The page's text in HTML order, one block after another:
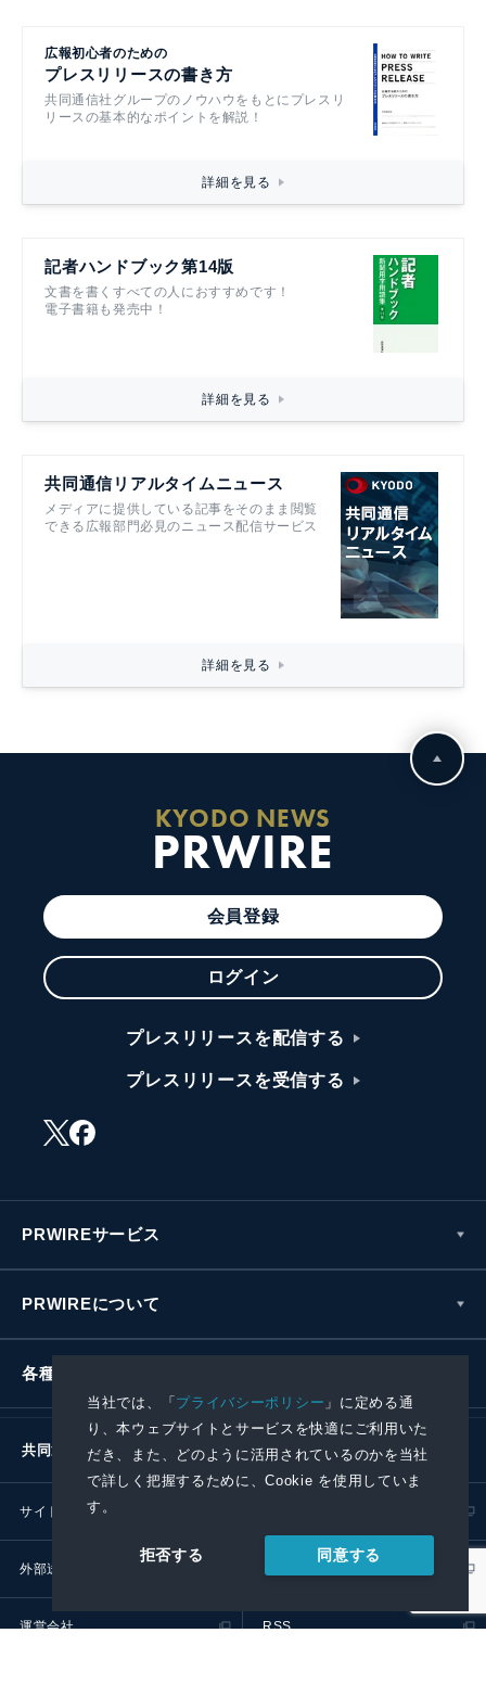
当社では、「プライバシーポリシー 」に定める通
り、本ウェブサイトとサービスを快適にご利用いた
だき、また、どのように活用されているのかを当社
で詳しく把握するために、Cookie を使用していま
す。
拒否する 同意する
広報初心者のための
プレスリリースの書き方
共同通信社グループのノウハウをもとにプレスリ
リースの基本的なポイントを解説！
詳細を見る
記者ハンドブック第14版
文書を書くすべての人におすすめです！
電子書籍も発売中！
詳細を見る
共同通信リアルタイムニュース
メディアに提供している記事をそのまま閲覧
できる広報部門必見のニュース配信サービス
詳細を見る
KYODO NEWS
PRWIRE
会員登録
ログイン
プレスリリースを配信する
プレスリリースを受信する
PRWIREサービス
PRWIREについて
各種お問い合わせ
共同通信社グループ
サイトポリシー
外部送信ポリシー
運営会社 RSS